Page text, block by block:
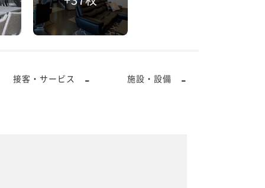
接客・サービス - 施設・設備 -